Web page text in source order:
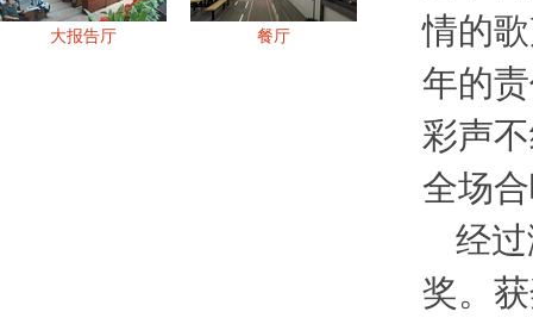
大报告厅 餐厅
情的
年的
彩声
全场
经
奖。